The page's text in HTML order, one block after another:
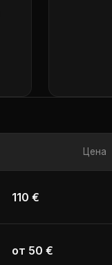
Цена
110 €
от 50 €